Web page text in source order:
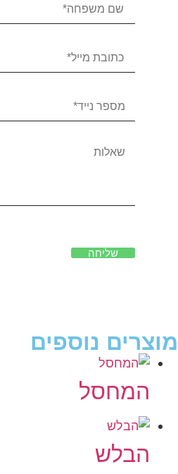
שליחה
מוצרים נוספים
המחסל
הבלש